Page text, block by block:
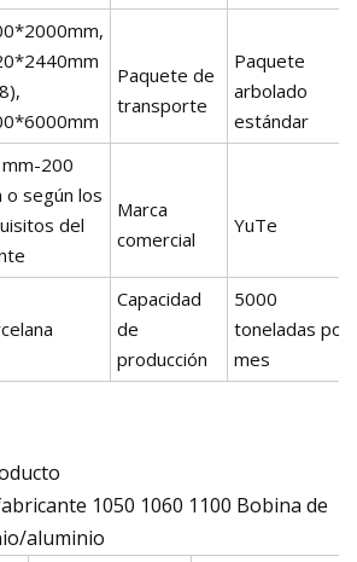
Paquete de
transporte
Paquete
arbolado
estándar
200
o según los
del
Marca
comercial
YuTe
Capacidad
de
producción
5000
toneladas por
mes
1050 1060 1100 Bobina de
aluminio